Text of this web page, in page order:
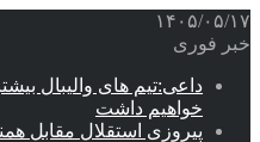
۱۴۰۵/۰۵/۱۷
خبر فوری
داعی:تیم های والیبال
خواهیم داشت
پیروزی استقلال مقابل